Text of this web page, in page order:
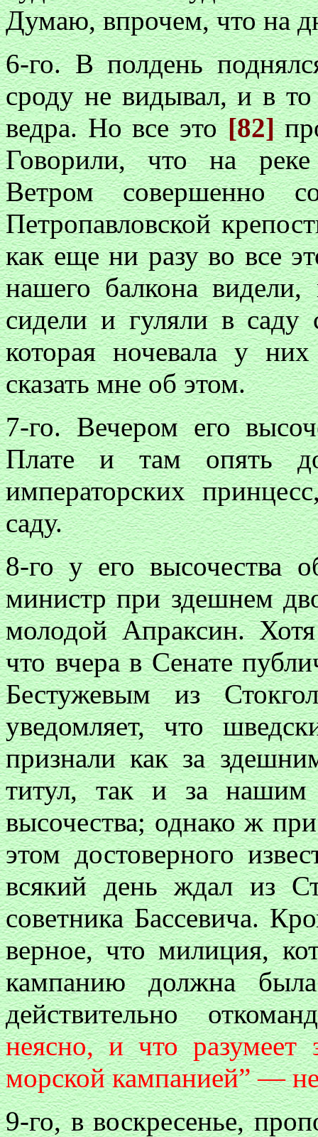
Думаю, впрочем, что на
6-го. В полдень
сроду не видывал, и в
ведра. Но все это[82]
Говорили, что на реке
Ветром совершенно
Петропавловской
как еще ни разу во все
нашего балкона видели,
сидели и гуляли в саду
которая ночевала у
сказать мне об этом.
7-го. Вечером его
Плате и там опять
императорских
саду.
8-го у его высочества
министр при здешнем
молодой Апраксин.
что вчера в Сенате
Бестужевым из
уведомляет, что
признали как за
титул, так и за нашим
высочества; однако ж
этом достоверного
всякий день ждал из
советника Бассевича.
верное, что милиция,
кампанию должна
действительно
неясно, и что разумеет
морской кампанией” —
9-го, в воскресенье,